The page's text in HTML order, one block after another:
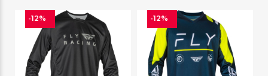
-12% -12%